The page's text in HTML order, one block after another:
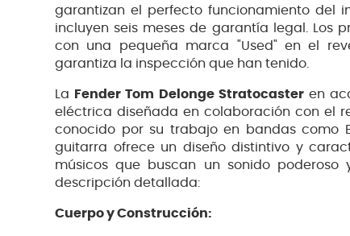
garantizan el perfecto funcionamiento del
incluyen seis meses de garantía legal. Los
con una pequeña marca "Used" en el
garantiza la inspección que han tenido.
La Fender Tom Delonge Stratocasteren
eléctrica diseñada en colaboración con el
conocido por su trabajo en bandas como
guitarra ofrece un diseño distintivo y
músicos que buscan un sonido
descripción detallada:
Cuerpo y Construcción: